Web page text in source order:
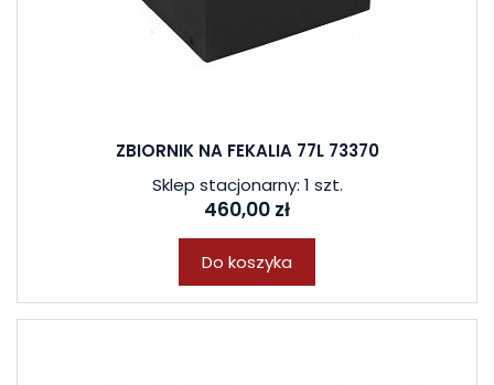
ZBIORNIK NA FEKALIA 77L 73370
Sklep stacjonarny: 1 szt.
460,00 zł
Do koszyka